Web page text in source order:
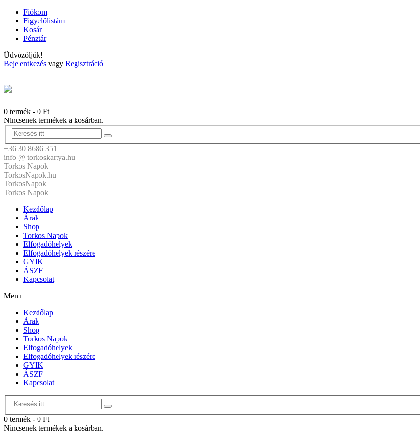
Fiókom
Figyelőlistám
Kosár
Pénztár
Üdvözöljük!
Bejelentkezés vagy Regisztráció
0 termék - 0 Ft
Nincsenek termékek a kosárban.
+36 30 8686 351
info @ torkoskartya.hu
Torkos Napok
TorkosNapok.hu
TorkosNapok
Torkos Napok
Kezdőlap
Árak
Shop
Torkos Napok
Elfogadóhelyek
Elfogadóhelyek részére
GYIK
ÁSZF
Kapcsolat
Menu
Kezdőlap
Árak
Shop
Torkos Napok
Elfogadóhelyek
Elfogadóhelyek részére
GYIK
ÁSZF
Kapcsolat
0 termék - 0 Ft
Nincsenek termékek a kosárban.